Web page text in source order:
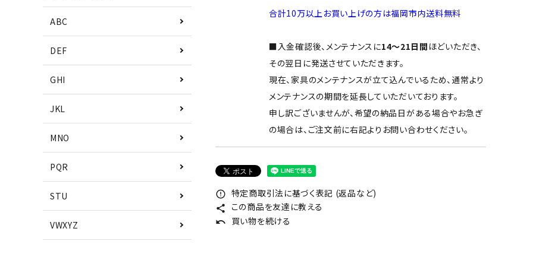
合計10万以上お買い上げの方は福岡市内送料無料
■入金確認後、メンテナンスに14～21日間 ほどいただき、
その翌日に発送させていただきます。
現在、家具のメンテナンスが立て込んでいるため、通常より
メンテナンスの期間を延長していただいております。
申し訳ございませんが、希望の納品日がある場合やお急ぎ
の場合は、ご注文前に右記よりお問い合わせください。
error_outline 特定商取引法に基づく表記 (返品など)
share この商品を友達に教える
undo 買い物を続ける
ABC
DEF
GHI
JKL
MNO
PQR
STU
VWXYZ